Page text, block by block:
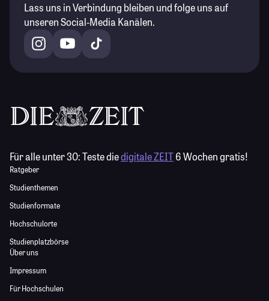
Lass uns in Verbindung bleiben und folge uns auf
unseren Social-Media Kanälen.
Für alle unter 30:Teste diedigitale ZEIT6 Wochen gratis!
Ratgeber
Studienthemen
Studienformate
Hochschulorte
Studienplatzbörse
Über uns
Impressum
Für Hochschulen